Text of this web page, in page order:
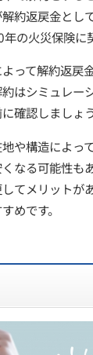
約返戻金とし
の火災保険に
って解約返戻
はシミュレー
確認しましょう
や構造によっ
なる可能性も
てメリットが
めです。